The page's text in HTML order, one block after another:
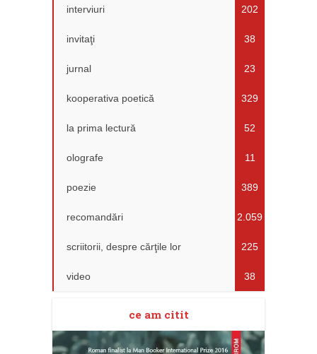
interviuri 202
invitaţi 38
jurnal 23
kooperativa poetică 329
la prima lectură 52
olografe 11
poezie 389
recomandări 2.059
scriitorii, despre cărţile lor 225
video 38
ce am citit